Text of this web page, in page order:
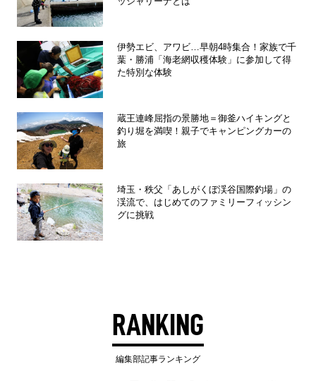
伊勢エビ、アワビ…早朝4時集合！家族で千
葉・勝浦「海老網収穫体験」に参加して得
た特別な体験
蔵王連峰屈指の景勝地＝御釜ハイキングと
釣り堀を満喫！親子でキャンピングカーの
旅
埼玉・秩父「あしがくぼ渓谷国際釣場」の
渓流で、はじめてのファミリーフィッシン
グに挑戦
RANKING
編集部記事ランキング